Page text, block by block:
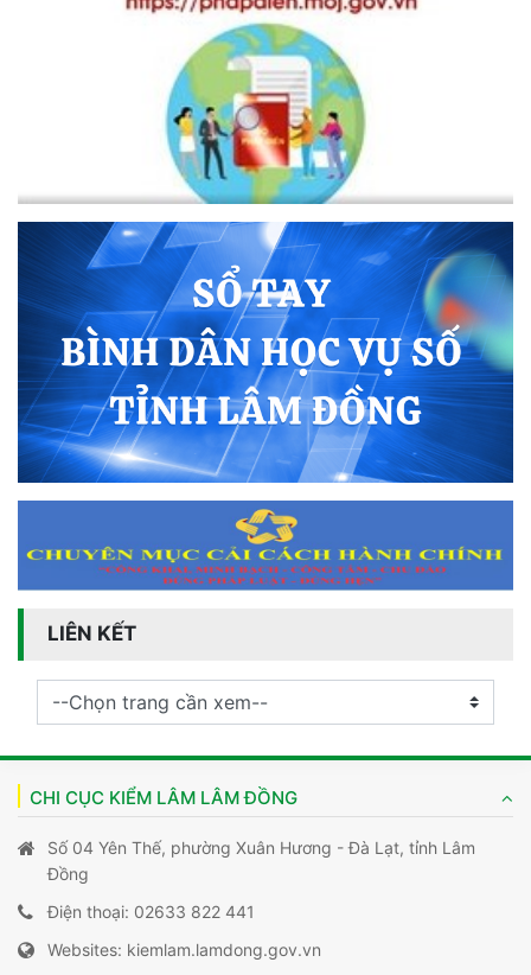
LIÊN KẾT
CHI CỤC KIỂM LÂM LÂM ĐỒNG
Số 04 Yên Thế, phường Xuân Hương - Đà Lạt, tỉnh Lâm
Đồng
Điện thoại: 02633 822 441
Websites: kiemlam.lamdong.gov.vn